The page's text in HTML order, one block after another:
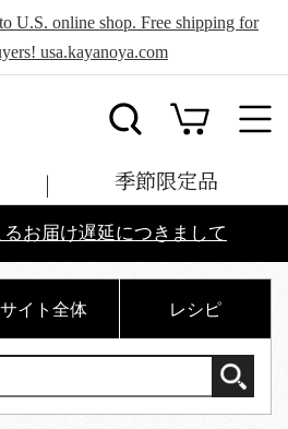
U.S. online shop. Free shipping for
usa.kayanoya.com
季節限定品
お届け遅延につきまして
サイト全体 レシピ